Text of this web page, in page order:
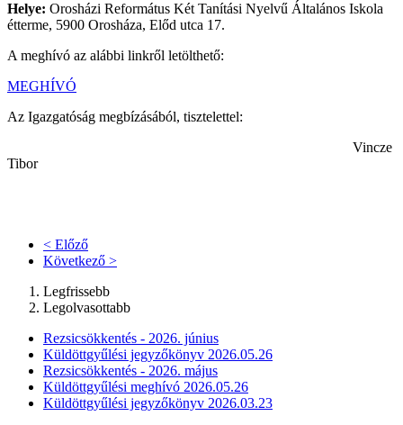
Helye: Orosházi Református Két Tanítási Nyelvű Általános Iskola
étterme, 5900 Orosháza, Előd utca 17.
A meghívó az alábbi linkről letölthető:
MEGHÍVÓ
Az Igazgatóság megbízásából, tisztelettel:
Vincze
Tibor
< Előző
Következő >
Legfrissebb
Legolvasottabb
Rezsicsökkentés - 2026. június
Küldöttgyűlési jegyzőkönyv 2026.05.26
Rezsicsökkentés - 2026. május
Küldöttgyűlési meghívó 2026.05.26
Küldöttgyűlési jegyzőkönyv 2026.03.23